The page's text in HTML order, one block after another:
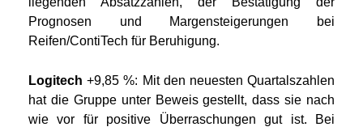
Prognosen und Margensteigerungen bei
Reifen/ContiTech für Beruhigung.
Logitech+9,85 %: Mit den neuesten Quartalszahlen
hat die Gruppe unter Beweis gestellt, dass sie nach
wie vor für positive Überraschungen gut ist. Bei